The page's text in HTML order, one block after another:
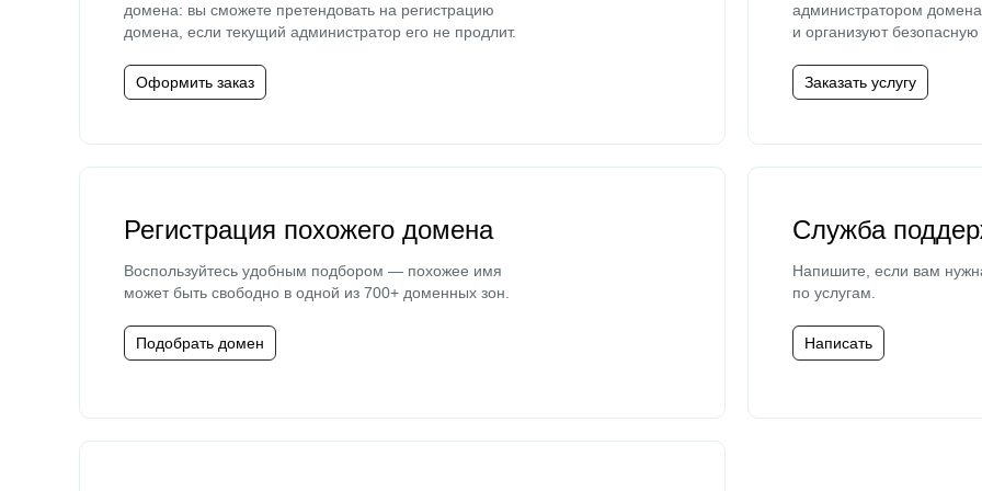
домена: вы сможете претендовать на регистрацию
домена, если текущий администратор его не продлит.
Оформить заказ
администратором
и организуют безопасную
Заказать услугу
Регистрация похожего домена
Воспользуйтесь удобным подбором — похожее имя
может быть свободно в одной из 700+ доменных зон.
Подобрать домен
Служба
Напишите, если вам
по услугам.
Написать